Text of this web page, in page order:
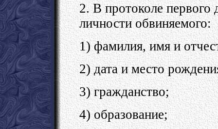
2. В протоколе первого
личности обвиняемого:
1) фамилия, имя и
2) дата и место
3) гражданство;
4) образование;